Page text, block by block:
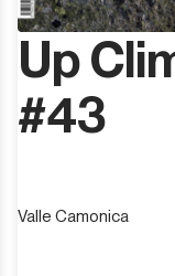
Up
#43
Valle Camonica